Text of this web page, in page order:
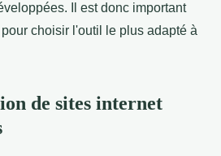
Il est donc important
choisir l'outil le plus adapté à
de sites internet